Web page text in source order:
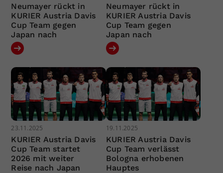
Neumayer rückt in
KURIER Austria Davis
Cup Team gegen
Japan nach
Neumayer rückt in
KURIER Austria Davis
Cup Team gegen
Japan nach
23.11.2025
KURIER Austria Davis
Cup Team startet
2026 mit weiter
Reise nach Japan
19.11.2025
KURIER Austria Davis
Cup Team verlässt
Bologna erhobenen
Hauptes